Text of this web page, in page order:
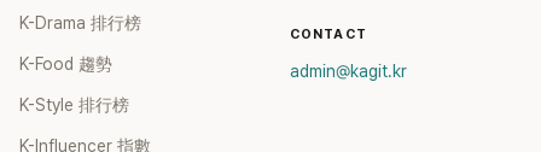
K-Drama 排行榜
K-Food 趨勢
K-Style 排行榜
K-Influencer 指數
CONTACT
admin@kagit.kr